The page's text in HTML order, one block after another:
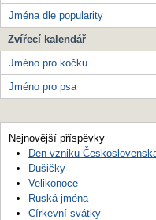
Jména dle popularity
Zvířecí kalendář
Jméno pro kočku
Jméno pro psa
Nejnovější příspěvky
Den vzniku
Dušičky
Velikonoce
Ruská jména
Církevní svátky